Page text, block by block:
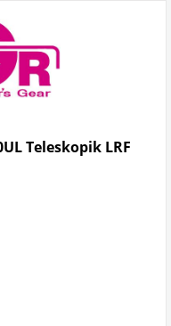
Teleskopik LRF